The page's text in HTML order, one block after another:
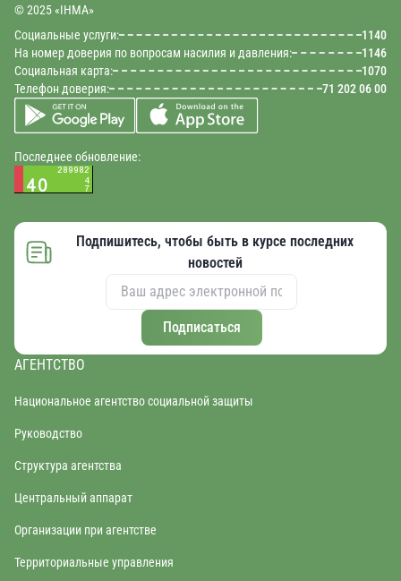
© 2025 «IHMA»
Социальные услуги:
1140
На номер доверия по вопросам насилия и давления:
1146
Социальная карта:
1070
Телефон доверия:
71 202 06 00
Последнее обновление:
Подпишитесь, чтобы быть в курсе последних
новостей
Подписаться
АГЕНТСТВО
Национальное агентство социальной защиты
Руководство
Структура агентства
Центральный аппарат
Организации при агентстве
Территориальные управления